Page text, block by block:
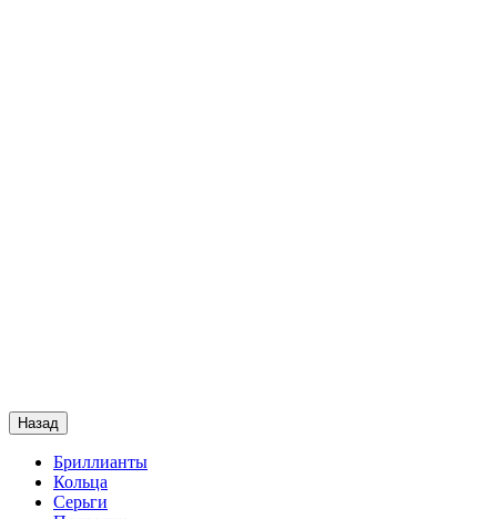
Назад
Бриллианты
Кольца
Серьги